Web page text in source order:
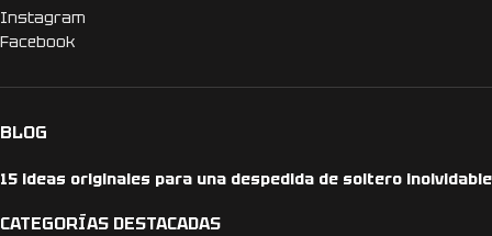
Instagram
Facebook
BLOG
15 ideas originales para una despedida de soltero inolvidable
CATEGORÍAS DESTACADAS